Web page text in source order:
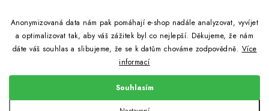
Anonymizovaná data nám pak pomáhají e-shop nadále analyzovat, vyvíjet
a optimalizovat tak, aby váš zážitek byl co nejlepší. Děkujeme, že nám
dáte váš souhlas a slibujeme, že se k datům chováme zodpovědně. Více
informací
Souhlasím
Outdoor blog
Věrnostní program
Reklamace
Způsob dopravy a platby
Citronela a její účinky
Binchotan a jeho čistící vlastnosti
Outdoor poradna
Udržitelně a s přírodou
Snažíme se co nejlépe jak pro zákazníky, tak pro přírodu
Outdoorstuff.cz. Všechna práva vyhrazena.